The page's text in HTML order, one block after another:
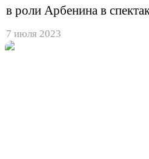
в роли Арбенина в
7 июля 2023